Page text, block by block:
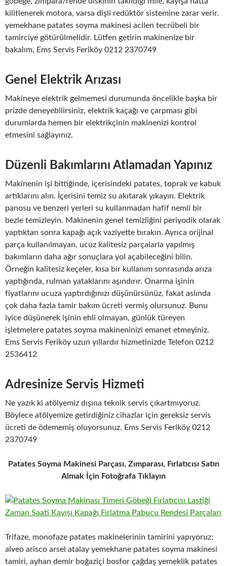
kilitlenerek motora, varsa dişli redüktör sistemine zarar verir.
yemekhane patates soyma makinesi acilen tecrübeli bir
tamirciye götürülmelidir. Lütfen getirin makinenize bir
bakalım, Ems Servis Feriköy 0212 2370749
Genel Elektrik Arızası
Makineye elektrik gelmemesi durumunda öncelikle başka bir
prizde deneyebilirsiniz, elektrik kaçağı ve çarpması gibi
durumlarda hemen bir elektrikçinin makinenizi kontrol
etmesini sağlayınız.
Düzenli Bakımlarını Atlamadan Yapınız
Makinenin işi bittiğinde, içerisindeki patates, toprak ve kabuk
artıklarını alın. İçerisini temiz su akıtarak yıkayın. Elektrik
panosu ve benzeri yerleri su kullanmadan hafif nemli bir
bezle temizleyin. Makinenin genel temizliğini periyodik olarak
yaptıktan sonra kapağı açık vaziyette bırakın. Ayrıca orijinal
parça kullanılmayan, ucuz kalitesiz parçalarla yapılmış
bakımların daha ağır sonuçlara yol açabileceğini bilin.
Örneğin kalitesiz keçeler, kısa bir kullanım sonrasında arıza
yaptığında, rulman yataklarını aşındırır. Onarma işinin
fiyatlarını ucuza yaptırdığınızı düşünürsünüz, fakat aslında
çok daha fazla tamir bakım ücreti vermiş olursunuz. Bunu
iyice düşünerek işinin ehli olmayan, günlük türeyen
işletmelere patates soyma makineninizi emanet etmeyiniz.
Ems Servis Feriköy uzun yıllardır hizmetinizde Telefon 0212
2536412
Adresinize Servis Hizmeti
Ne yazık ki atölyemiz dışına teknik servis çıkartmıyoruz.
Böylece atölyemize getirdiğiniz cihazlar için gereksiz servis
ücreti de ödememiş oluyorsunuz. Ems Servis Feriköy 0212
2370749
Patates Soyma Makinesi Parçası, Zımparası, Fırlatıcısı Satın
Almak İçin Fotoğrafa Tıklayın
Trifaze, monofaze patates makinelerinin tamirini yapıyoruz;
alveo arisco arsel atalay yemekhane patates soyma makinesi
tamiri, ayhan demir boğaziçi bosfor çağdaş yemeklik patates